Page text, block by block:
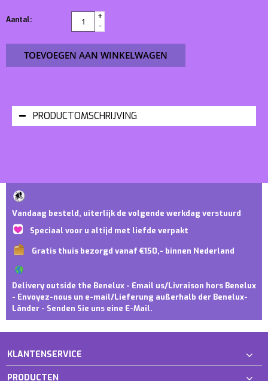
Aantal:
+
-
TOEVOEGEN AAN WINKELWAGEN
PRODUCTOMSCHRIJVING
Vandaag besteld, uiterlijk de volgende werkdag verstuurd
Speciaal voor u altijd met liefde verpakt
Gratis thuis bezorgd vanaf €150,- binnen Nederland
Delivery outside the Benelux - Email us/Livraison hors Benelux
- Envoyez-nous un e-mail/Lieferung außerhalb der Benelux-
Länder - Senden Sie uns eine E-Mail.
KLANTENSERVICE
PRODUCTEN